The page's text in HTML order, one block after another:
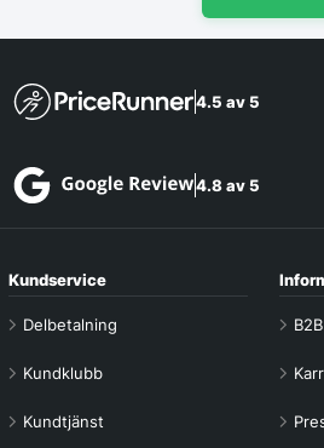
4.5 av 5
4.8 av 5
Kundservice
Delbetalning
Kundklubb
Kundtjänst